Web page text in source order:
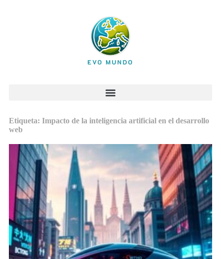
Etiqueta: Impacto de la inteligencia artificial en el desarrollo
web